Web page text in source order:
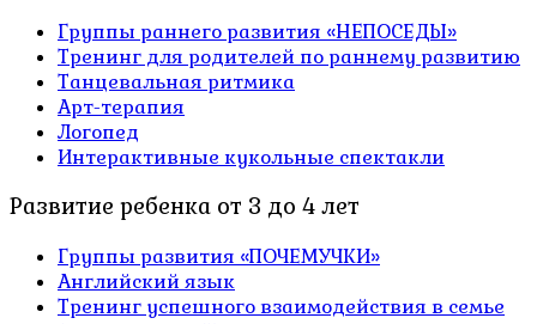
Группы раннего развития «НЕПОСЕДЫ»
Тренинг для родителей по раннему развитию
Танцевальная ритмика
Арт-терапия
Логопед
Интерактивные кукольные спектакли
Развитие ребенка от 3 до 4 лет
Группы развития «ПОЧЕМУЧКИ»
Английский язык
Тренинг успешного взаимодействия в семье